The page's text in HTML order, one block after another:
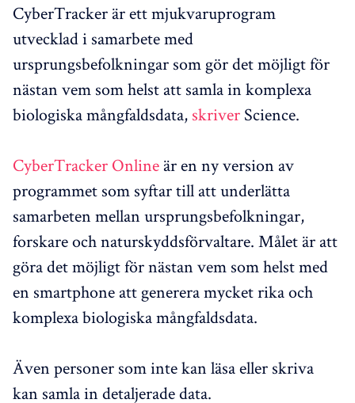
CyberTracker är ett mjukvaruprogram
utvecklad i samarbete med
ursprungsbefolkningar som gör det möjligt för
nästan vem som helst att samla in komplexa
biologiska mångfaldsdata, skriver Science.
CyberTracker Online är en ny version av
programmet som syftar till att underlätta
samarbeten mellan ursprungsbefolkningar,
forskare och naturskyddsförvaltare. Målet är att
göra det möjligt för nästan vem som helst med
en smartphone att generera mycket rika och
komplexa biologiska mångfaldsdata.
Även personer som inte kan läsa eller skriva
kan samla in detaljerade data.